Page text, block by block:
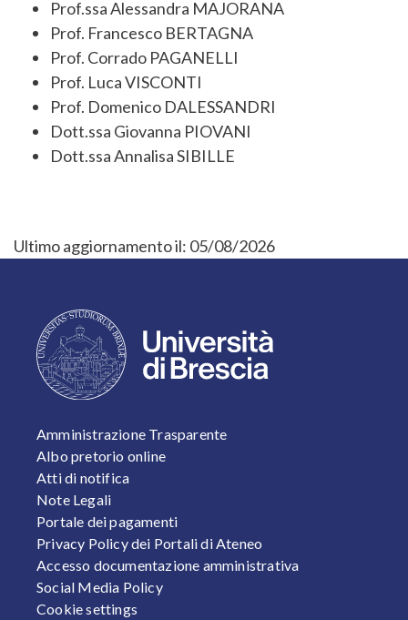
Prof.ssa Alessandra MAJORANA
Prof. Francesco BERTAGNA
Prof. Corrado PAGANELLI
Prof. Luca VISCONTI
Prof. Domenico DALESSANDRI
Dott.ssa Giovanna PIOVANI
Dott.ssa Annalisa SIBILLE
Ultimo aggiornamento il: 05/08/2026
FOOTER 1
Amministrazione Trasparente
Albo pretorio online
Atti di notifica
Note Legali
Portale dei pagamenti
Privacy Policy dei Portali di Ateneo
Accesso documentazione amministrativa
Social Media Policy
Cookie settings